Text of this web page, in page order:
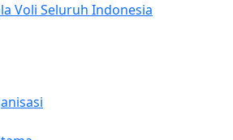
Voli Seluruh Indonesia